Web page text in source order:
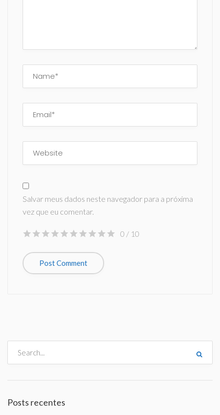
Salvar meus dados neste navegador para a próxima
vez que eu comentar.
0 / 10
Posts recentes